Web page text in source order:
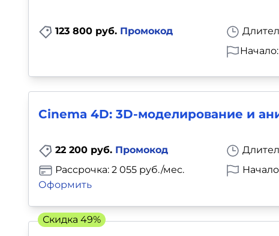
123 800 руб. Промокод
Cinema 4D: 3D-моделирование и
22 200 руб. Промокод
Рассрочка: 2 055 руб./мес.
Оформить
Скидка 49%